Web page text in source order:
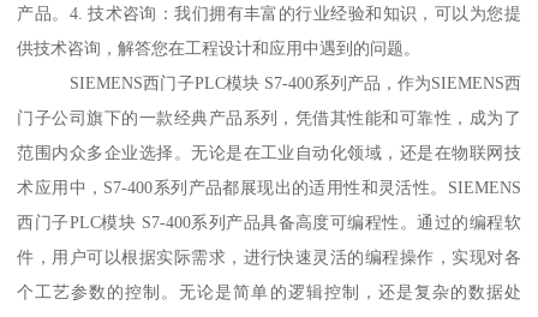
产品。4. 技术咨询：我们拥有丰富的行业经验和知识，可以为您提
供技术咨询，解答您在工程设计和应用中遇到的问题。
SIEMENS西门子PLC模块 S7-400系列产品，作为SIEMENS西
门子公司旗下的一款经典产品系列，凭借其性能和可靠性，成为了
范围内众多企业选择。无论是在工业自动化领域，还是在物联网技
术应用中，S7-400系列产品都展现出的适用性和灵活性。SIEMENS
西门子PLC模块 S7-400系列产品具备高度可编程性。通过的编程软
件，用户可以根据实际需求，进行快速灵活的编程操作，实现对各
个工艺参数的控制。无论是简单的逻辑控制，还是复杂的数据处